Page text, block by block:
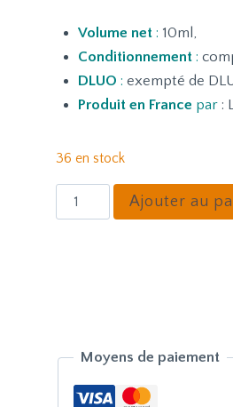
Volume net : 10ml,
Conditionnement :
DLUO : exempté de
Produit en France par :
36 en stock
quantité
de
Ajouter au
Moyens de paiement